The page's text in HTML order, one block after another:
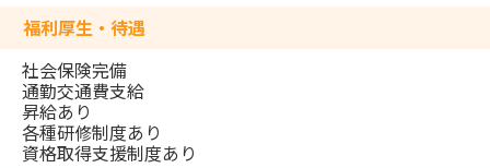
福利厚生・待遇
社会保険完備
通勤交通費支給
昇給あり
各種研修制度あり
資格取得支援制度あり